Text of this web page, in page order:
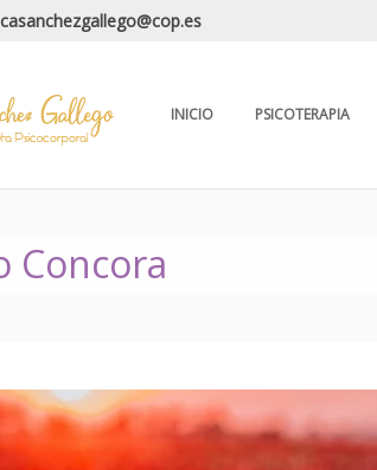
INICIO PSICOTERAPIA
Concora